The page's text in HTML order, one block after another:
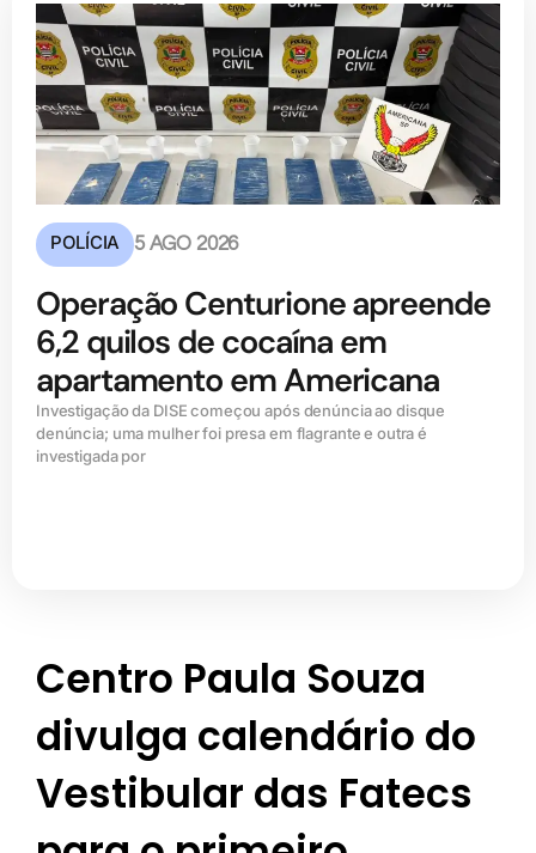
POLÍCIA 5 AGO 2026
Operação Centurione apreende
6,2 quilos de cocaína em
apartamento em Americana
Investigação da DISE começou após denúncia ao disque
denúncia; uma mulher foi presa em flagrante e outra é
investigada por
Centro Paula Souza
divulga calendário do
Vestibular das Fatecs